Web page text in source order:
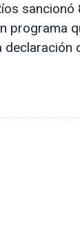
sancionó
programa